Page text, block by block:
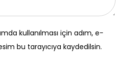
kullanılması için adım, e-
bu tarayıcıya kaydedilsin.